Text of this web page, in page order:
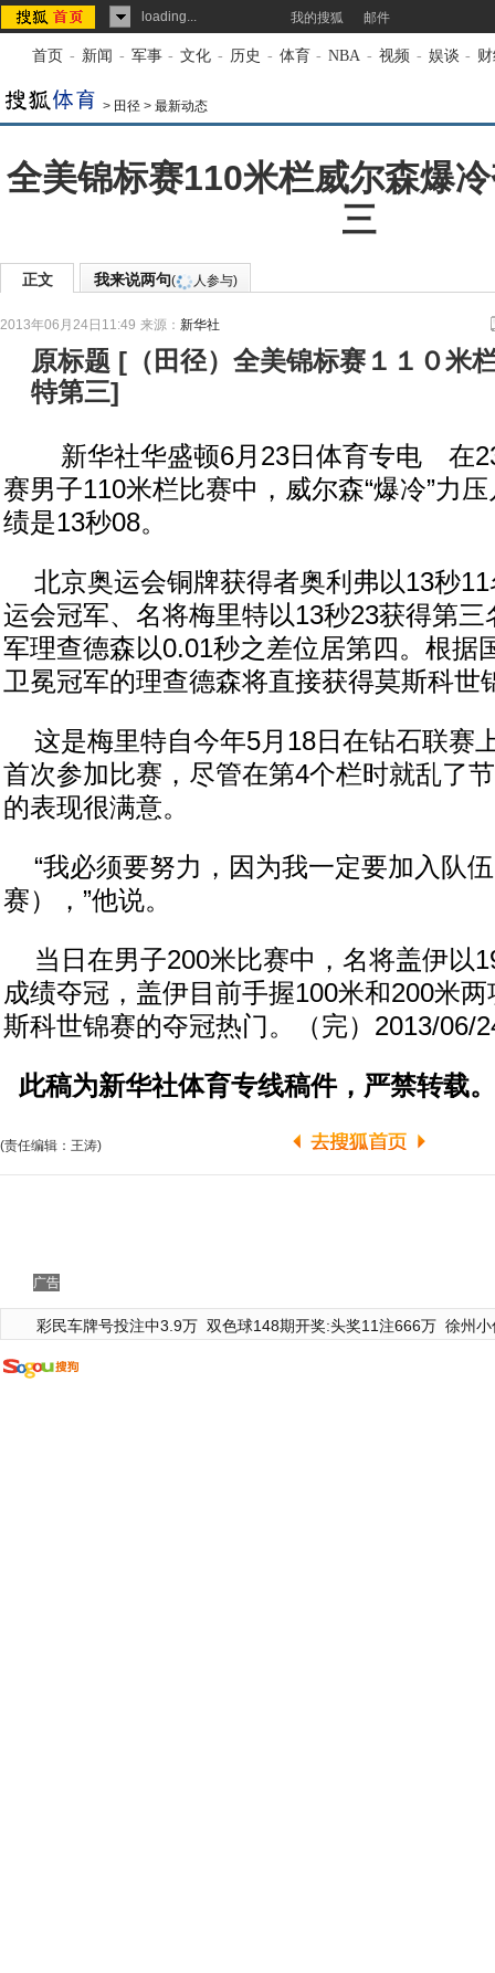
loading... 我的搜狐 邮件
首页 - 新闻 - 军事 - 文化 - 历史 - 体育 - NBA - 视频 - 娱谈 -
> 田径 > 最新动态
全美锦标赛110米栏威尔森爆
三
正文 我来说两句( 人参与)
2013年06月24日11:49 来源： 新华社
原标题 [ （田径）全美锦标赛１１０
特第三]
新华社华盛顿6月23日体育专电 在23
赛男子110米栏比赛中，威尔森“爆冷”力
绩是13秒08。
北京奥运会铜牌获得者奥利弗以13秒11
运会冠军、名将梅里特以13秒23获得第
军理查德森以0.01秒之差位居第四。根据
卫冕冠军的理查德森将直接获得莫斯科世
这是梅里特自今年5月18日在钻石联赛
首次参加比赛，尽管在第4个栏时就乱了
的表现很满意。
“我必须要努力，因为我一定要加入队
赛），”他说。
当日在男子200米比赛中，名将盖伊以
成绩夺冠，盖伊目前手握100米和200米
斯科世锦赛的夺冠热门。（完）2013/06/
此稿为新华社体育专线稿件，严禁转载。
(责任编辑：王涛)
广告
彩民车牌号投注中3.9万 双色球148期开奖:头奖11注666万 徐州